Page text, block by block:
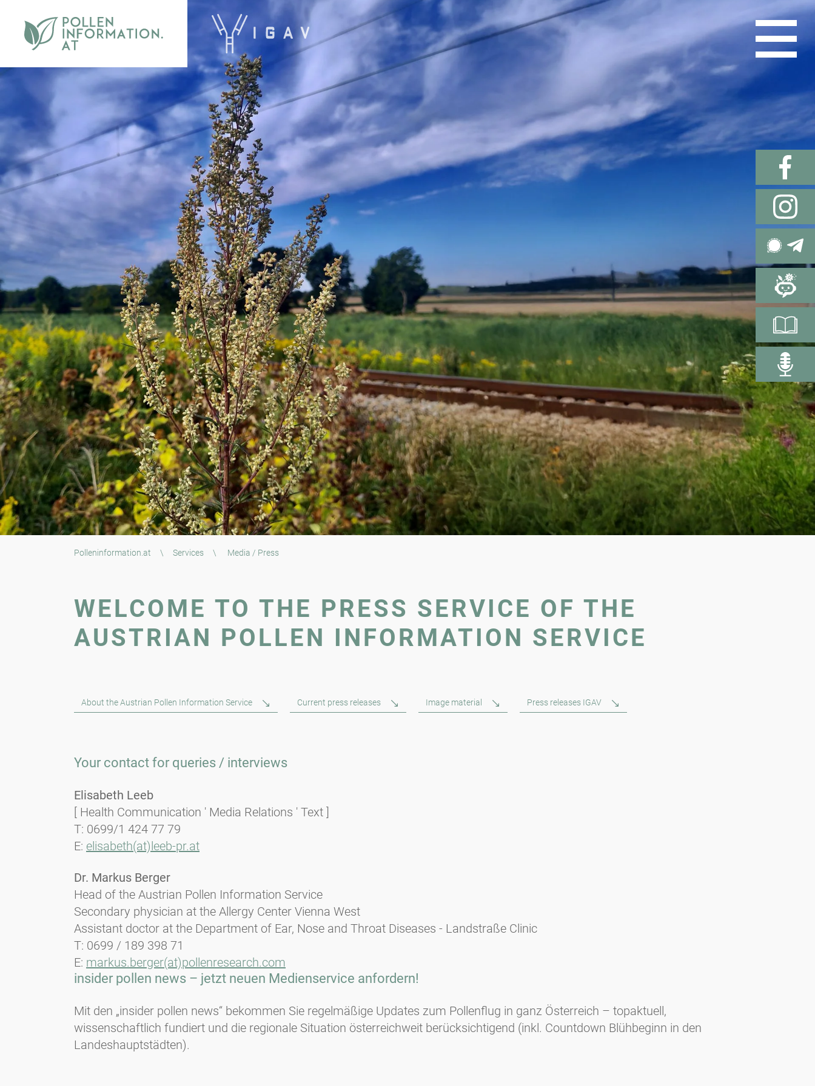
Polleninformation.at \ Services \ Media / Press
WELCOME TO THE PRESS SERVICE OF THE
AUSTRIAN POLLEN INFORMATION SERVICE
About the Austrian Pollen Information Service Current press releases Image material Press releases IGAV
Your contact for queries / interviews
Elisabeth Leeb
[ Health Communication ' Media Relations ' Text ]
T: 0699/1 424 77 79
E: elisabeth(at)leeb-pr.at
Dr. Markus Berger
Head of the Austrian Pollen Information Service
Secondary physician at the Allergy Center Vienna West
Assistant doctor at the Department of Ear, Nose and Throat Diseases - Landstraße Clinic
T: 0699 / 189 398 71
E: markus.berger(at)pollenresearch.com
insider pollen news – jetzt neuen Medienservice anfordern!
Mit den „insider pollen news“ bekommen Sie regelmäßige Updates zum Pollenflug in ganz Österreich – topaktuell,
wissenschaftlich fundiert und die regionale Situation österreichweit berücksichtigend (inkl. Countdown Blühbeginn in den
Landeshauptstädten).